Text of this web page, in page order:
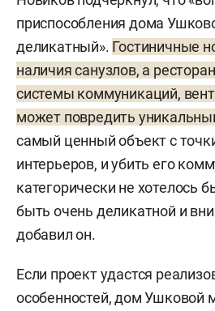
приспособления дома
деликатный». Гостиничные
наличия санузлов, а
системы коммуникаций,
может повредить
самый ценный объект с
интерьеров, и убить его
категорически не хотелось
быть очень деликатной и
добавил он.
Если проект удастся
особенностей, дом Ушковой